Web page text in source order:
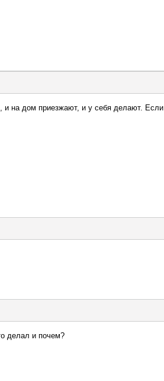
и на дом приезжают, и у себя делают. Если
делал и почем?